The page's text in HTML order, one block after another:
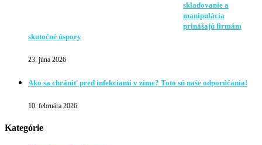
skladovanie a
manipulácia
prinášajú firmám
skutočné úspory
23. júna 2026
Ako sa chrániť pred infekciami v zime? Toto sú naše odporúčania!
10. februára 2026
Kategórie